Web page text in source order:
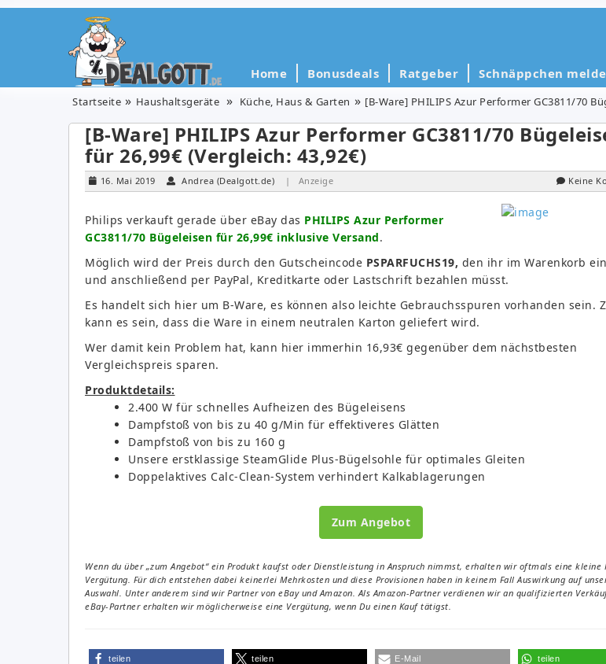
Home Bonusdeals Ratgeber Schnäppchen
Startseite Haushaltsgeräte Küche, Haus & Garten [B-Ware] PHILIPS Azur Performer GC3811/70
[B-Ware] PHILIPS Azur Performer GC3811/70
für 26,99€ (Vergleich: 43,92€)
16. Mai 2019 Andrea (Dealgott.de) | Anzeige Keine
Philips verkauft gerade über eBay das PHILIPS Azur Performer
GC3811/70 Bügeleisen für 26,99€ inklusive Versand.
Möglich wird der Preis durch den Gutscheincode PSPARFUCHS19, den ihr im Warenkorb
und anschließend per PayPal, Kreditkarte oder Lastschrift bezahlen müsst.
Es handelt sich hier um B-Ware, es können also leichte Gebrauchsspuren vorhanden sein.
kann es sein, dass die Ware in einem neutralen Karton geliefert wird.
Wer damit kein Problem hat, kann hier immerhin 16,93€ gegenüber dem nächstbesten
Vergleichspreis sparen.
Produktdetails:
2.400 W für schnelles Aufheizen des Bügeleisens
Dampfstoß von bis zu 40 g/Min für effektiveres Glätten
Dampfstoß von bis zu 160 g
Unsere erstklassige SteamGlide Plus-Bügelsohle für optimales Gleiten
Doppelaktives Calc-Clean-System verhindert Kalkablagerungen
Zum Angebot
Wenn du über „zum Angebot“ ein Produkt kaufst oder Dienstleistung in Anspruch nimmst, erhalten wir oftmals eine kleine
Vergütung. Für dich entstehen dabei keinerlei Mehrkosten und diese Provisionen haben in keinem Fall Auswirkung auf
Auswahl. Unter anderem sind wir Partner von eBay und Amazon. Als Amazon-Partner verdienen wir an qualifizierten
eBay-Partner erhalten wir möglicherweise eine Vergütung, wenn Du einen Kauf tätigst.
teilen teilen E-Mail teilen